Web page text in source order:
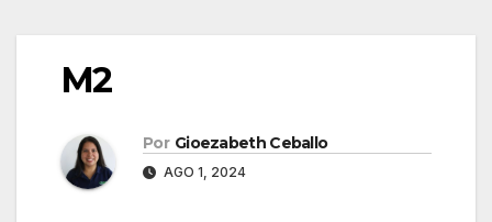
M2
Por Gioezabeth Ceballo
AGO 1, 2024